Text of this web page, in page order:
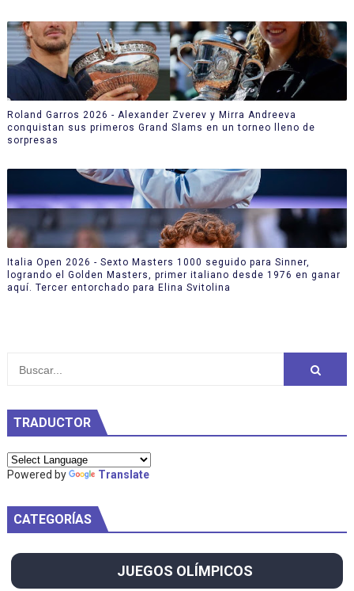
Roland Garros 2026 - Alexander Zverev y Mirra Andreeva
conquistan sus primeros Grand Slams en un torneo lleno de
sorpresas
Italia Open 2026 - Sexto Masters 1000 seguido para Sinner,
logrando el Golden Masters, primer italiano desde 1976 en ganar
aquí. Tercer entorchado para Elina Svitolina
TRADUCTOR
Powered by Translate
CATEGORÍAS
JUEGOS OLÍMPICOS